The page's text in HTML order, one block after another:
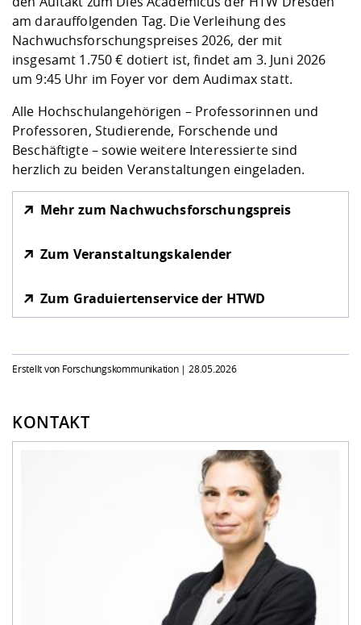
am darauffolgenden Tag. Die Verleihung des
Nachwuchsforschungspreises 2026, der mit
insgesamt 1.750 € dotiert ist, findet am 3. Juni 2026
um 9:45 Uhr im Foyer vor dem Audimax statt.
Alle Hochschulangehörigen – Professorinnen und
Professoren, Studierende, Forschende und
Beschäftigte – sowie weitere Interessierte sind
herzlich zu beiden Veranstaltungen eingeladen.
Mehr zum Nachwuchsforschungspreis
Zum Veranstaltungskalender
Zum Graduiertenservice der HTWD
Erstellt von Forschungskommunikation | 28.05.2026
KONTAKT